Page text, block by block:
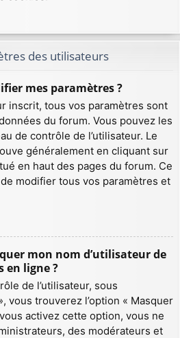
des utilisateurs
mes paramètres ?
inscrit, tous vos paramètres sont
du forum. Vous pouvez les
de contrôle de l’utilisateur. Le
généralement en cliquant sur
en haut des pages du forum. Ce
modifier tous vos paramètres et
mon nom d’utilisateur de
en ligne ?
de l’utilisateur, sous
vous trouverez l’option « Masquer
activez cette option, vous ne
des modérateurs et